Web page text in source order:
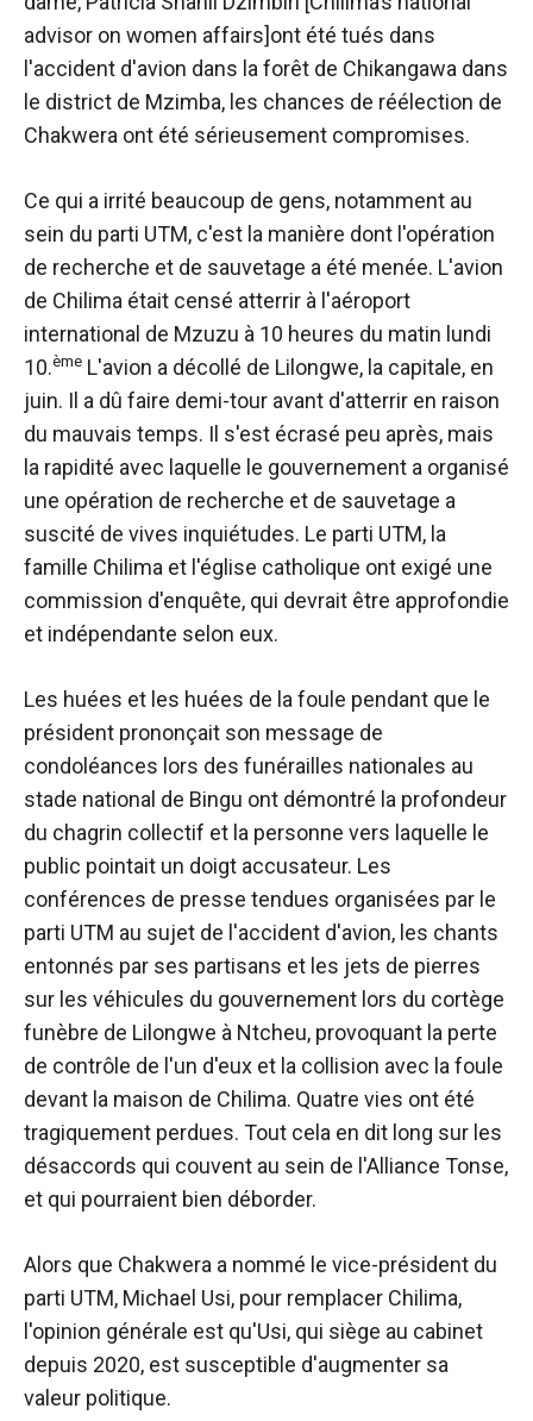
advisor on women affairs]ont été tués dans
l'accident d'avion dans la forêt de Chikangawa dans
le district de Mzimba, les chances de réélection de
Chakwera ont été sérieusement compromises.
Ce qui a irrité beaucoup de gens, notamment au
sein du parti UTM, c'est la manière dont l'opération
de recherche et de sauvetage a été menée. L'avion
de Chilima était censé atterrir à l'aéroport
international de Mzuzu à 10 heures du matin lundi
10.ème L'avion a décollé de Lilongwe, la capitale, en
juin. Il a dû faire demi-tour avant d'atterrir en raison
du mauvais temps. Il s'est écrasé peu après, mais
la rapidité avec laquelle le gouvernement a organisé
une opération de recherche et de sauvetage a
suscité de vives inquiétudes. Le parti UTM, la
famille Chilima et l'église catholique ont exigé une
commission d'enquête, qui devrait être approfondie
et indépendante selon eux.
Les huées et les huées de la foule pendant que le
président prononçait son message de
condoléances lors des funérailles nationales au
stade national de Bingu ont démontré la profondeur
du chagrin collectif et la personne vers laquelle le
public pointait un doigt accusateur. Les
conférences de presse tendues organisées par le
parti UTM au sujet de l'accident d'avion, les chants
entonnés par ses partisans et les jets de pierres
sur les véhicules du gouvernement lors du cortège
funèbre de Lilongwe à Ntcheu, provoquant la perte
de contrôle de l'un d'eux et la collision avec la foule
devant la maison de Chilima. Quatre vies ont été
tragiquement perdues. Tout cela en dit long sur les
désaccords qui couvent au sein de l'Alliance Tonse,
et qui pourraient bien déborder.
Alors que Chakwera a nommé le vice-président du
parti UTM, Michael Usi, pour remplacer Chilima,
l'opinion générale est qu'Usi, qui siège au cabinet
depuis 2020, est susceptible d'augmenter sa
valeur politique.